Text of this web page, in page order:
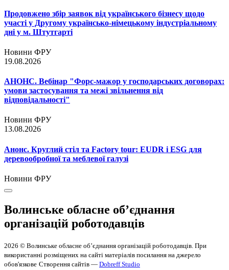
Продовжено збір заявок від українського бізнесу щодо
участі у Другому українсько-німецькому індустріальному
дні у м. Штутгарті
Новини ФРУ
19.08.2026
АНОНС. Вебінар "Форс-мажор у господарських договорах:
умови застосування та межі звільнення від
відповідальності"
Новини ФРУ
13.08.2026
Анонс. Круглий стіл та Factory tour: EUDR і ESG для
деревообробної та меблевої галузі
Новини ФРУ
Волинське обласне об’єднання
організацій роботодавців
2026 © Волинське обласне об’єднання організацій роботодавців. При
використанні розміщених на сайті матеріалів посилання на джерело
обов'язкове Створення сайтів — Dobreff Studio